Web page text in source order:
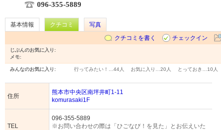
096-355-5889
基本情報 クチコミ
写真
クチコミを書く
チェックイン
じぶんのお気に入り:
メモ:
みんなのお気に入り: 行ってみたい！… 44人 お気に入り… 20人 とっておき… 10人
住所
熊本市中央区南坪井町1-11
komurasaki1F
TEL
096-355-5889
※お問い合わせの際は「ひごなび！を見た」とお伝えいた